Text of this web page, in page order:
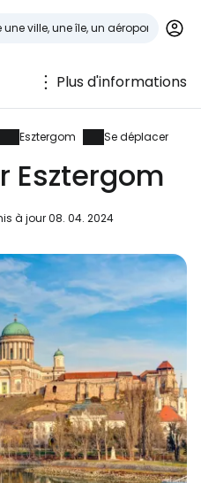
Plus d'informations
Esztergom Se déplacer
Esztergom
à jour 08. 04. 2024
à
des voyageurs
Facebook
le courrier